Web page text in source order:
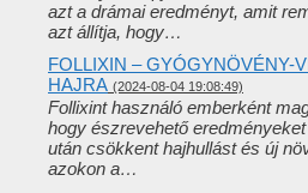
azt a drámai eredményt, amit
azt állítja, hogy…
FOLLIXIN – GYÓGYNÖVÉNY-
HAJRA (2024-08-04 19:08:49)
Follixint használó emberként
hogy észrevehető
után csökkent hajhullást és új
azokon a…